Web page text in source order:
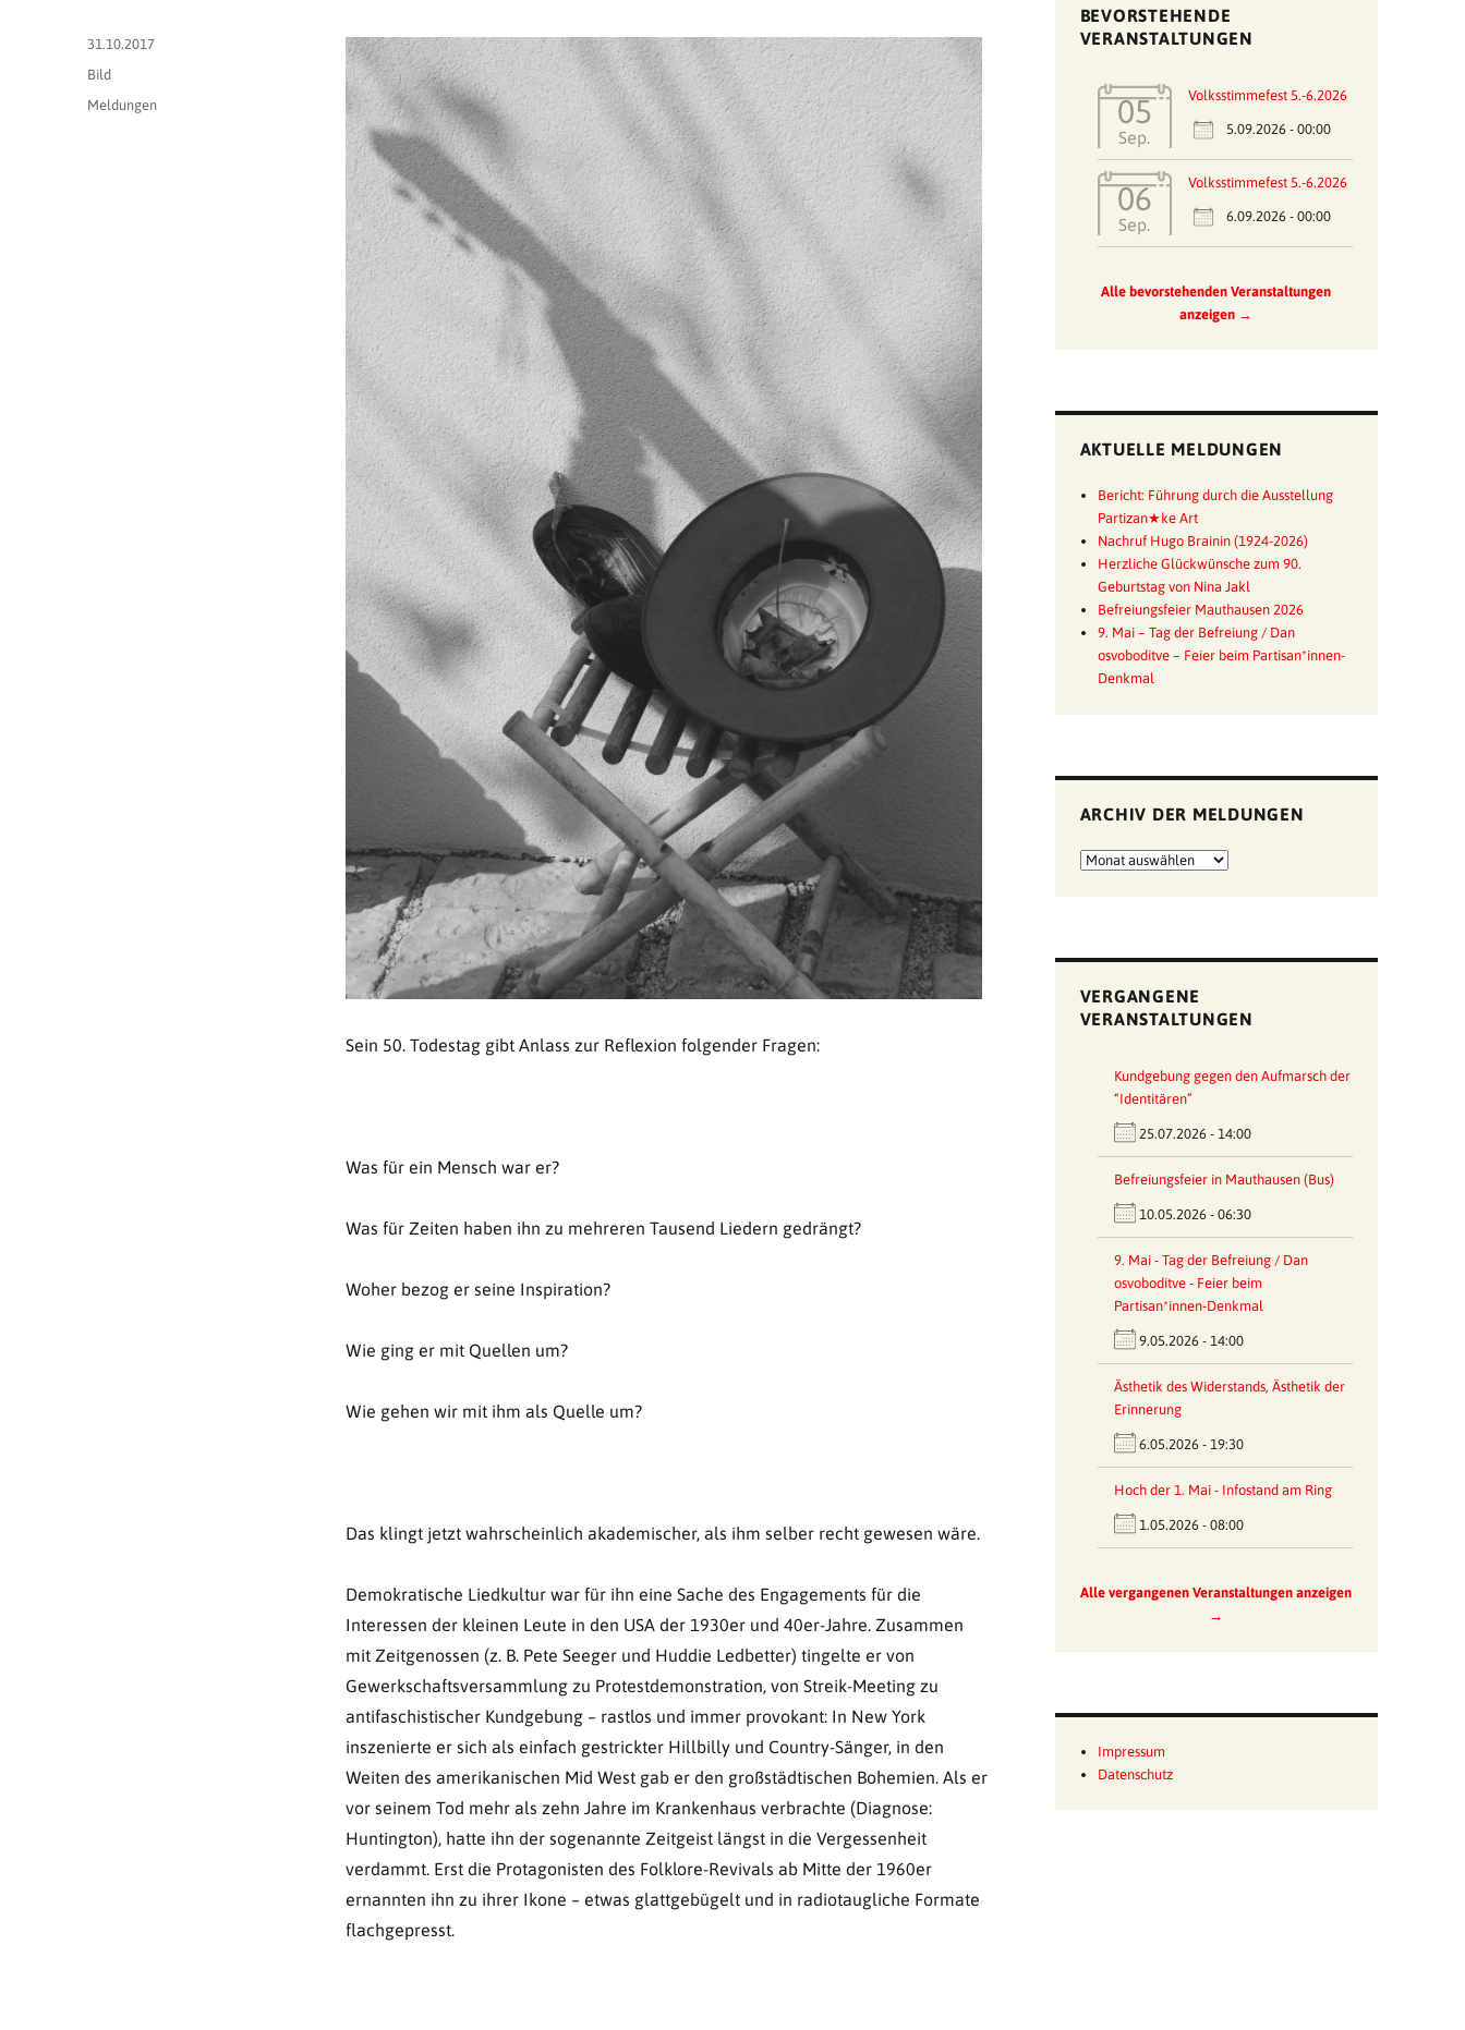
Sein 50. Todestag gibt Anlass zur Reflexion folgender Fragen:
Was für ein Mensch war er?
Was für Zeiten haben ihn zu mehreren Tausend Liedern gedrängt?
Woher bezog er seine Inspiration?
Wie ging er mit Quellen um?
Wie gehen wir mit ihm als Quelle um?
Das klingt jetzt wahrscheinlich akademischer, als ihm selber recht gewesen wäre.
Demokratische Liedkultur war für ihn eine Sache des Engagements für die
Interessen der kleinen Leute in den USA der 1930er und 40er-Jahre. Zusammen
mit Zeitgenossen (z. B. Pete Seeger und Huddie Ledbetter) tingelte er von
Gewerkschaftsversammlung zu Protestdemonstration, von Streik-Meeting zu
antifaschistischer Kundgebung – rastlos und immer provokant: In New York
inszenierte er sich als einfach gestrickter Hillbilly und Country-Sänger, in den
Weiten des amerikanischen Mid West gab er den großstädtischen Bohemien. Als er
vor seinem Tod mehr als zehn Jahre im Krankenhaus verbrachte (Diagnose:
Huntington), hatte ihn der sogenannte Zeitgeist längst in die Vergessenheit
verdammt. Erst die Protagonisten des Folklore-Revivals ab Mitte der 1960er
ernannten ihn zu ihrer Ikone – etwas glattgebügelt und in radiotaugliche Formate
flachgepresst.
Veröffentlicht
am
31.10.2017
Format
Bild
Kategorien
Meldungen
BEVORSTEHENDE
VERANSTALTUNGEN
05
Sep.
Volksstimmefest 5.-6.2026
5.09.2026 - 00:00
06
Sep.
Volksstimmefest 5.-6.2026
6.09.2026 - 00:00
Alle bevorstehenden Veranstaltungen
anzeigen →
AKTUELLE MELDUNGEN
Bericht: Führung durch die Ausstellung
Partizan★ke Art
Nachruf Hugo Brainin (1924-2026)
Herzliche Glückwünsche zum 90.
Geburtstag von Nina Jakl
Befreiungsfeier Mauthausen 2026
9. Mai – Tag der Befreiung / Dan
osvoboditve – Feier beim Partisan*innen-
Denkmal
ARCHIV DER MELDUNGEN
Archiv
VERGANGENE
VERANSTALTUNGEN
Kundgebung gegen den Aufmarsch der
“Identitären”
25.07.2026 - 14:00
Befreiungsfeier in Mauthausen (Bus)
10.05.2026 - 06:30
9. Mai - Tag der Befreiung / Dan
osvoboditve - Feier beim
Partisan*innen-Denkmal
9.05.2026 - 14:00
Ästhetik des Widerstands, Ästhetik der
Erinnerung
6.05.2026 - 19:30
Hoch der 1. Mai - Infostand am Ring
1.05.2026 - 08:00
Alle vergangenen Veranstaltungen anzeigen
→
Impressum
Datenschutz